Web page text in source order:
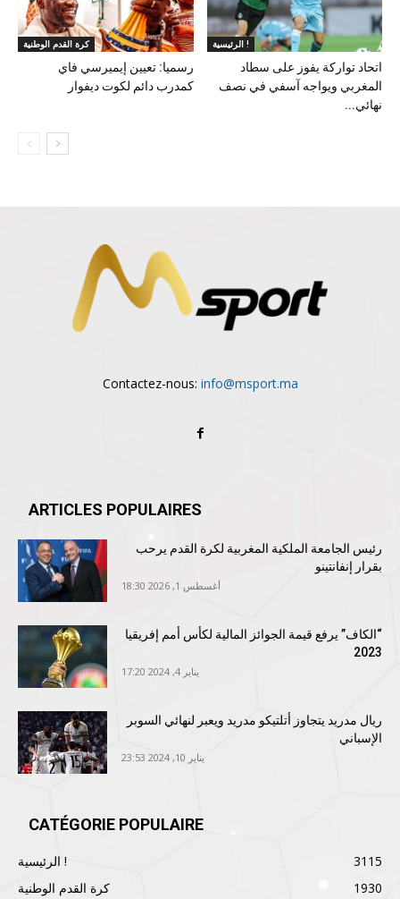
كرة القدم الوطنية
رسميا: تعيين إيميرسي فاي
كمدرب دائم لكوت ديفوار
الرئيسية !
اتحاد تواركة يفوز على سطاد
المغربي ويواجه آسفي في نصف
نهائي...
Contactez-nous: info@msport.ma
ARTICLES POPULAIRES
رئيس الجامعة الملكية المغربية لكرة القدم يرحب
بقرار إنفانتينو
أغسطس 1, 2026 18:30
“الكاف” يرفع قيمة الجوائز المالية لكأس أمم إفريقيا
2023
يناير 4, 2024 17:20
ريال مدريد يتجاوز أتلتيكو مدريد ويعبر لنهائي السوبر
الإسباني
يناير 10, 2024 23:53
CATÉGORIE POPULAIRE
الرئيسية !
3115
كرة القدم الوطنية
1930